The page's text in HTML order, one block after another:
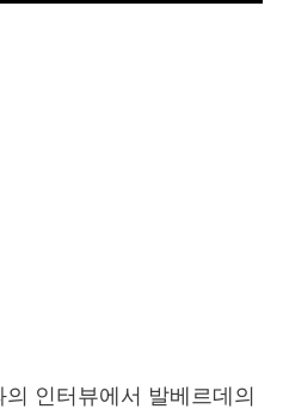
인터뷰에서 발베르데의